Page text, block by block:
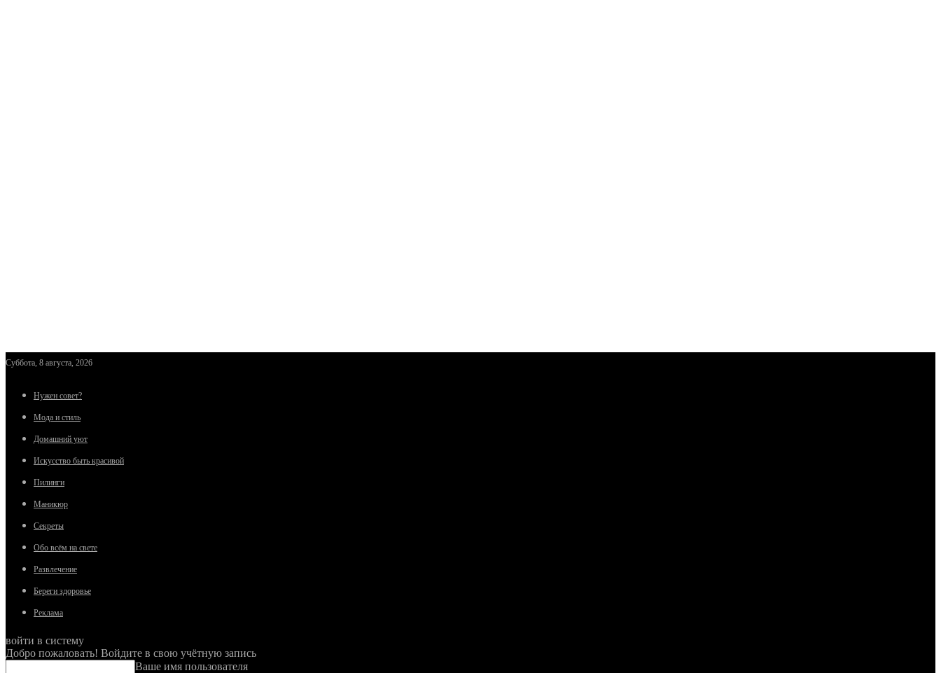
Суббота, 8 августа, 2026
Нужен совет?
Мода и стиль
Домашний уют
Искусство быть красивой
Пилинги
Маникюр
Секреты
Обо всём на свете
Развлечение
Береги здоровье
Реклама
войти в систему
Добро пожаловать! Войдите в свою учётную запись
Ваше имя пользователя